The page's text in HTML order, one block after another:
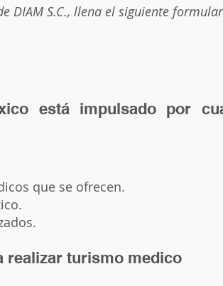
DIAM S.C., llena el siguiente
está impulsado por
que se ofrecen.
realizar turismo medico